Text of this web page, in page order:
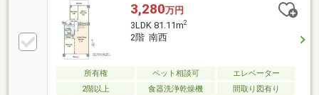
3,280万円
3LDK 81.11m2
2階 南西
所有権 ペット相談可
エレベーター
2階以上
食器洗浄乾燥機 間取り図有り